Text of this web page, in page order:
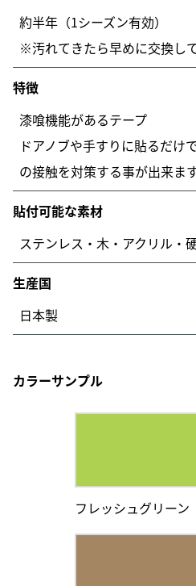
約半年（1シーズン有効）
※汚れてきたら早めに交換し
特徴
漆喰機能があるテープ
ドアノブや手すりに貼るだけ
の接触を対策する事が出来ます
貼付可能な素材
ステンレス・木・アクリル・
生産国
日本製
カラーサンプル
フレッシュグリーン